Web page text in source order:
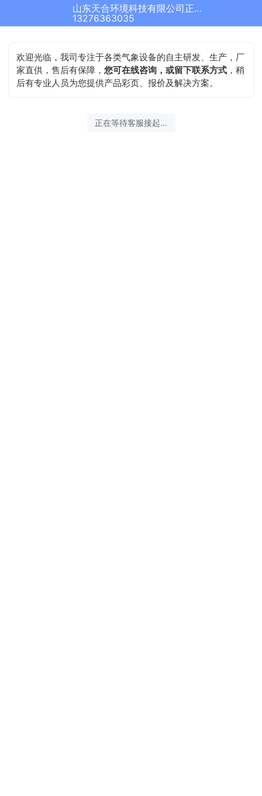
山东天合环境科技有限公司正在为您服务
13276363035
欢迎光临，我司专注于各类气象设备的自主研发、生产，厂
家直供，售后有保障，您可在线咨询，或留下联系方式 ，稍
后有专业人员为您提供产品彩页、报价及解决方案。
正在等待客服接起...